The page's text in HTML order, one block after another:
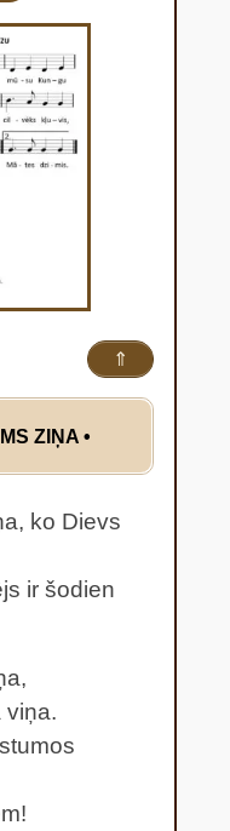
⇑
ZIŅA •
ko Dievs
ir šodien
viņa.